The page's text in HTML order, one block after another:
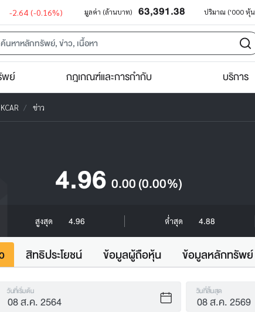
-2.64 (-0.16%) มูลค่า (ล้านบาท) 63,391.38 ปริมาณ ('000 หุ้
พย์ กฎเกณฑ์และการกำกับ บริการ
KCAR ข่าว
4.96 0.00(0.00%)
สูงสุด 4.96 ต่ำสุด 4.88
สิทธิประโยชน์ ข้อมูลผู้ถือหุ้น ข้อมูลหลักทรัพย์
วันที่เริ่มต้น วันที่สิ้นสุด